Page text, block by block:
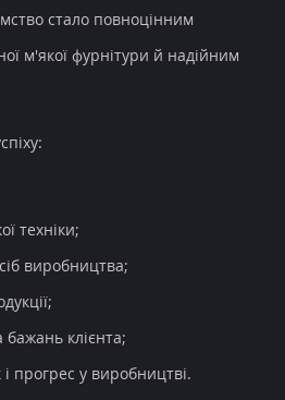
стало повноцінним
м'якої фурнітури й надійним
техніки;
виробництва;
клієнта;
прогрес у виробництві.